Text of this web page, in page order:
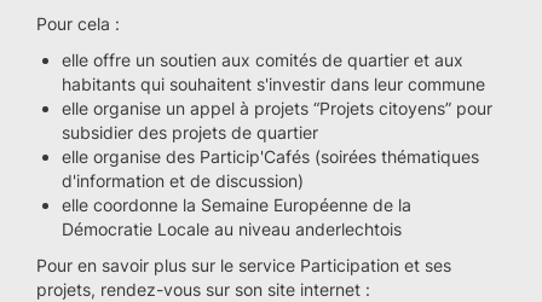
Pour cela :
elle offre un soutien aux comités de quartier et aux
habitants qui souhaitent s'investir dans leur commune
elle organise un appel à projets “Projets citoyens” pour
subsidier des projets de quartier
elle organise des Particip'Cafés (soirées thématiques
d'information et de discussion)
elle coordonne la Semaine Européenne de la
Démocratie Locale au niveau anderlechtois
Pour en savoir plus sur le service Participation et ses
projets, rendez-vous sur son site internet :